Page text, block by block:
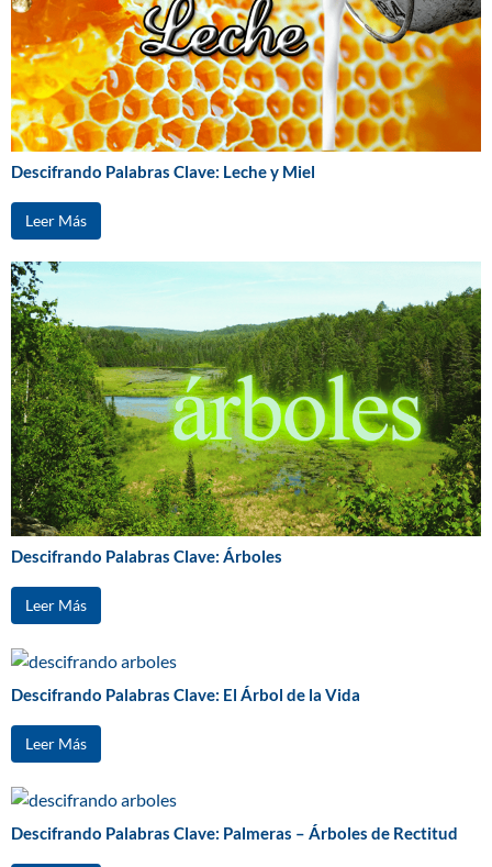
Descifrando Palabras Clave: Leche y Miel
Leer Más
Descifrando Palabras Clave: Árboles
Leer Más
Descifrando Palabras Clave: El Árbol de la Vida
Leer Más
Descifrando Palabras Clave: Palmeras – Árboles de Rectitud